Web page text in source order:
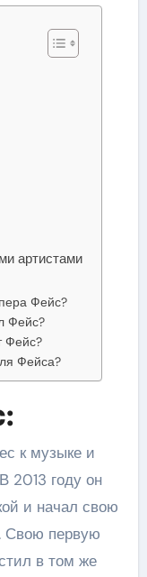
артистами
Фейс?
Фейс?
Фейс?
Фейса?
к музыке и
2013 году он
и начал свою
Свою первую
в том же